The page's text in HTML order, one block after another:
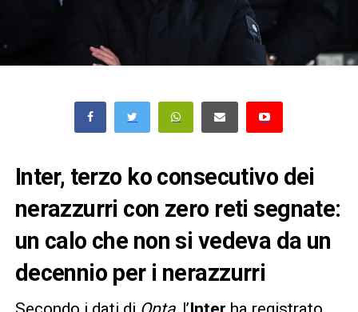
Inter, terzo ko consecutivo dei
nerazzurri con zero reti segnate:
un calo che non si vedeva da un
decennio per i nerazzurri